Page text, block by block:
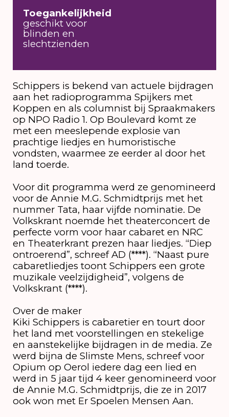
Toegankelijkheid
geschikt voor
blinden en
slechtzienden
Schippers is bekend van actuele bijdragen
aan het radioprogramma Spijkers met
Koppen en als columnist bij Spraakmakers
op NPO Radio 1. Op Boulevard komt ze
met een meeslepende explosie van
prachtige liedjes en humoristische
vondsten, waarmee ze eerder al door het
land toerde.
Voor dit programma werd ze genomineerd
voor de Annie M.G. Schmidtprijs met het
nummer Tata, haar vijfde nominatie. De
Volkskrant noemde het theaterconcert de
perfecte vorm voor haar cabaret en NRC
en Theaterkrant prezen haar liedjes. “Diep
ontroerend”, schreef AD (****). “Naast pure
cabaretliedjes toont Schippers een grote
muzikale veelzijdigheid”, volgens de
Volkskrant (****).
Over de maker
Kiki Schippers is cabaretier en tourt door
het land met voorstellingen en stekelige
en aanstekelijke bijdragen in de media. Ze
werd bijna de Slimste Mens, schreef voor
Opium op Oerol iedere dag een lied en
werd in 5 jaar tijd 4 keer genomineerd voor
de Annie M.G. Schmidtprijs, die ze in 2017
ook won met Er Spoelen Mensen Aan.